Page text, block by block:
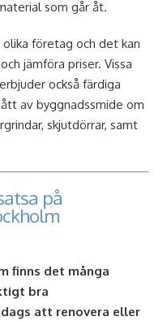
som går åt.
olika företag och det kan
jämföra priser. Vissa
också färdiga
av byggnadssmide om
skjutdörrar, samt
på
finns det många
bra
att renovera eller